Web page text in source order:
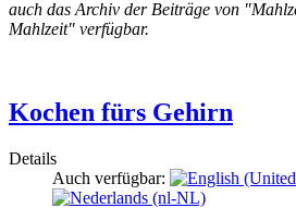
auch das Archiv der Beiträge von
Mahlzeit" verfügbar.
Kochen fürs Gehirn
Details
Auch verfügbar: